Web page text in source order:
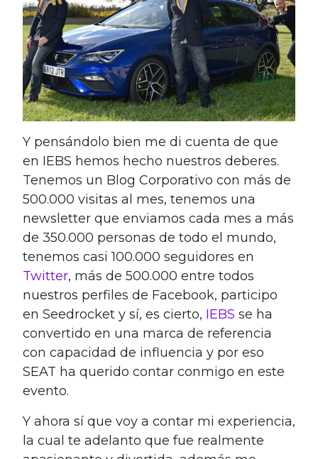
Y pensándolo bien me di cuenta de que
en IEBS hemos hecho nuestros deberes.
Tenemos un Blog Corporativo con más de
500.000 visitas al mes, tenemos una
newsletter que enviamos cada mes a más
de 350.000 personas de todo el mundo,
tenemos casi 100.000 seguidores en
Twitter, más de 500.000 entre todos
nuestros perfiles de Facebook, participo
en Seedrocket y sí, es cierto, IEBS se ha
convertido en una marca de referencia
con capacidad de influencia y por eso
SEAT ha querido contar conmigo en este
evento.
Y ahora sí que voy a contar mi experiencia,
la cual te adelanto que fue realmente